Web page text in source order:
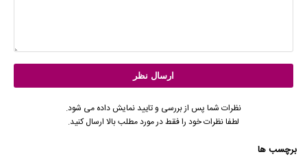
نظرات شما پس از بررسی و تایید نمایش داده می شود.
لطفا نظرات خود را فقط در مورد مطلب بالا ارسال کنید.
برچسب ها